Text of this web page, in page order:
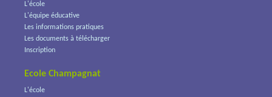
L'école
L'équipe éducative
Les informations pratiques
Les documents à télécharger
Inscription
Ecole Champagnat
L'école